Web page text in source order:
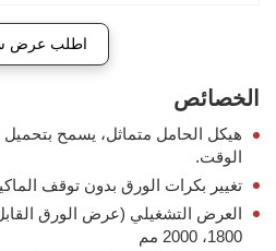
اطلب عرض
الخصائص
هيكل الحامل متماثل، يسمح
الوقت.
تغيير بكرات الورق بدون توقف
1800، 2000 مم